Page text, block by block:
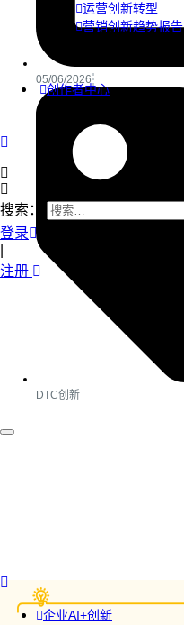
运营创新转型
营销创新趋势报告
创作者中心
搜索：
登录
注册
企业AI+创新
05/06/2026
DTC创新